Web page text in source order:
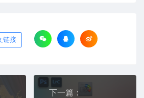
链接
下一篇：